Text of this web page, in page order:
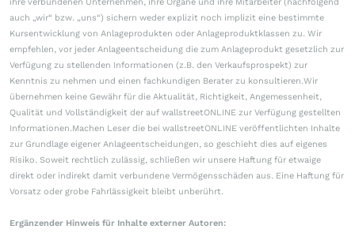
auch „wir“ bzw. „uns“) sichern weder explizit noch implizit eine bestimmte
Kursentwicklung von Anlageprodukten oder Anlageproduktklassen zu. Wir
empfehlen, vor jeder Anlageentscheidung die zum Anlageprodukt gesetzlich zur
Verfügung zu stellenden Informationen (z.B. den Verkaufsprospekt) zur
Kenntnis zu nehmen und einen fachkundigen Berater zu konsultieren.Wir
übernehmen keine Gewähr für die Aktualität, Richtigkeit, Angemessenheit,
Qualität und Vollständigkeit der auf wallstreetONLINE zur Verfügung gestellten
Informationen.Machen Leser die bei wallstreetONLINE veröffentlichten Inhalte
zur Grundlage eigener Anlageentscheidungen, so geschieht dies auf eigenes
Risiko. Soweit rechtlich zulässig, schließen wir unsere Haftung für etwaige
direkt oder indirekt damit verbundene Vermögensschäden aus. Eine Haftung für
Vorsatz oder grobe Fahrlässigkeit bleibt unberührt.
Ergänzender Hinweis für Inhalte externer Autoren: